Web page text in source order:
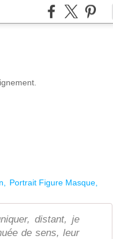
Portrait Figure Masque
distant, je
de sens, leur